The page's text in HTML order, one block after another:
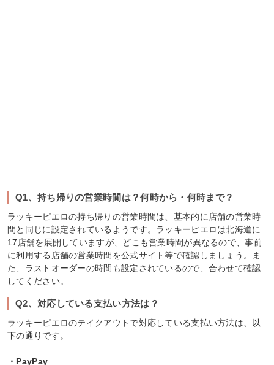
Q1、持ち帰りの営業時間は？何時から・何時まで？
ラッキーピエロの持ち帰りの営業時間は、基本的に店舗の営業時
間と同じに設定されているようです。ラッキーピエロは北海道に
17店舗を展開していますが、どこも営業時間が異なるので、事前
に利用する店舗の営業時間を公式サイト等で確認しましょう。ま
た、ラストオーダーの時間も設定されているので、合わせて確認
してください。
Q2、対応している支払い方法は？
ラッキーピエロのテイクアウトで対応している支払い方法は、以
下の通りです。
・PayPay